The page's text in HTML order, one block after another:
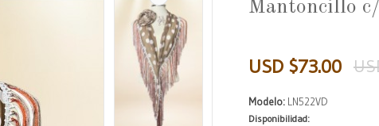
Mantoncillo
USD $73.00
Modelo: LN522VD
Disponibilidad: